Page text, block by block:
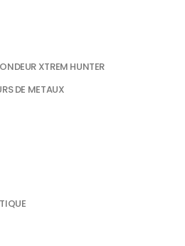
XTREM HUNTER
DE METAUX